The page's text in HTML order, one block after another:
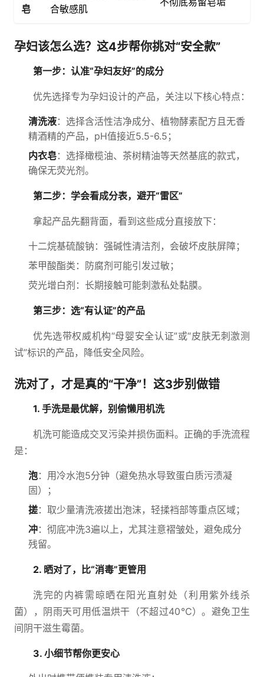
皂
合敏感肌
孕妇该怎么选？这4步帮你挑对“安全款”
第一步：认准“孕妇友好”的成分
优先选择专为孕妇设计的产品，关注以下核心特点：
清洗液：选择含活性洁净成分、植物酵素配方且无香
精酒精的产品，pH值接近5.5-6.5；
内衣皂：选择橄榄油、茶树精油等天然基底的款式，
确保无荧光剂。
第二步：学会看成分表，避开“雷区”
拿起产品先翻背面，看到这些成分直接放下：
十二烷基硫酸钠：强碱性清洁剂，会破坏皮肤屏障；
苯甲酸酯类：防腐剂可能引发过敏；
荧光增白剂：长期接触可能刺激私处黏膜。
第三步：选“有认证”的产品
优先选带权威机构“母婴安全认证”或“皮肤无刺激测
试”标识的产品，降低安全风险。
洗对了，才是真的“干净”！这3步别做错
1. 手洗是最优解，别偷懒用机洗
机洗可能造成交叉污染并损伤面料。正确的手洗流程
是：
泡：用冷水泡5分钟（避免热水导致蛋白质污渍凝
固）；
搓：取少量清洗液搓出泡沫，轻揉裆部等重点区域；
冲：彻底冲洗3遍以上，尤其注意褶皱处，避免成分
残留。
2. 晒对了，比“消毒”更管用
洗完的内裤需晾晒在阳光直射处（利用紫外线杀
菌），阴雨天可用低温烘干（不超过40℃）。避免卫生
间阴干滋生霉菌。
3. 小细节帮你更安心